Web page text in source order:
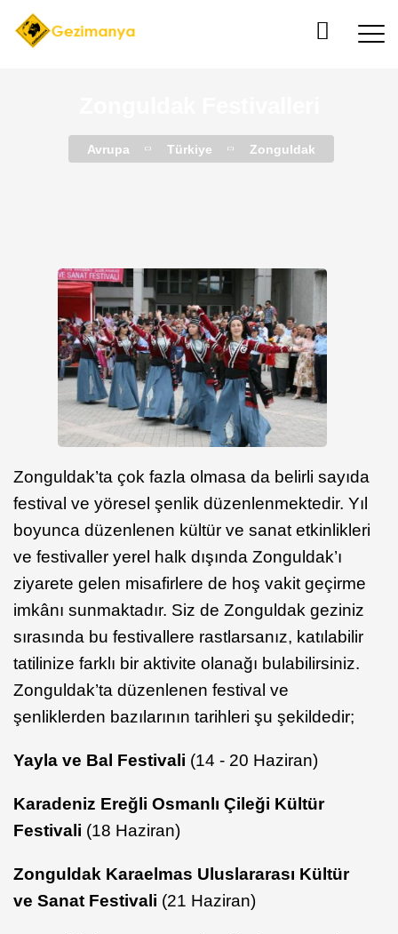
Avrupa Türkiye Zonguldak
Zonguldak’ta çok fazla olmasa da belirli sayıda
festival ve yöresel şenlik düzenlenmektedir. Yıl
boyunca düzenlenen kültür ve sanat etkinlikleri
ve festivaller yerel halk dışında Zonguldak’ı
ziyarete gelen misafirlere de hoş vakit geçirme
imkânı sunmaktadır. Siz de Zonguldak geziniz
sırasında bu festivallere rastlarsanız, katılabilir
tatilinize farklı bir aktivite olanağı bulabilirsiniz.
Zonguldak’ta düzenlenen festival ve
şenliklerden bazılarının tarihleri şu şekildedir;
Yayla ve Bal Festivali (14 - 20 Haziran)
Karadeniz Ereğli Osmanlı Çileği Kültür
Festivali (18 Haziran)
Zonguldak Karaelmas Uluslararası Kültür
ve Sanat Festivali (21 Haziran)